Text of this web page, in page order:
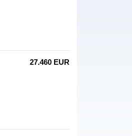
27.460 EUR